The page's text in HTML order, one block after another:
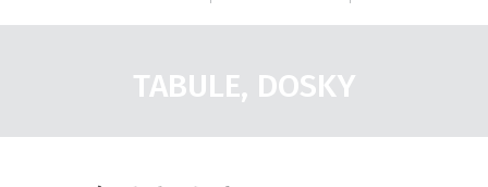
TABULE, DOSKY